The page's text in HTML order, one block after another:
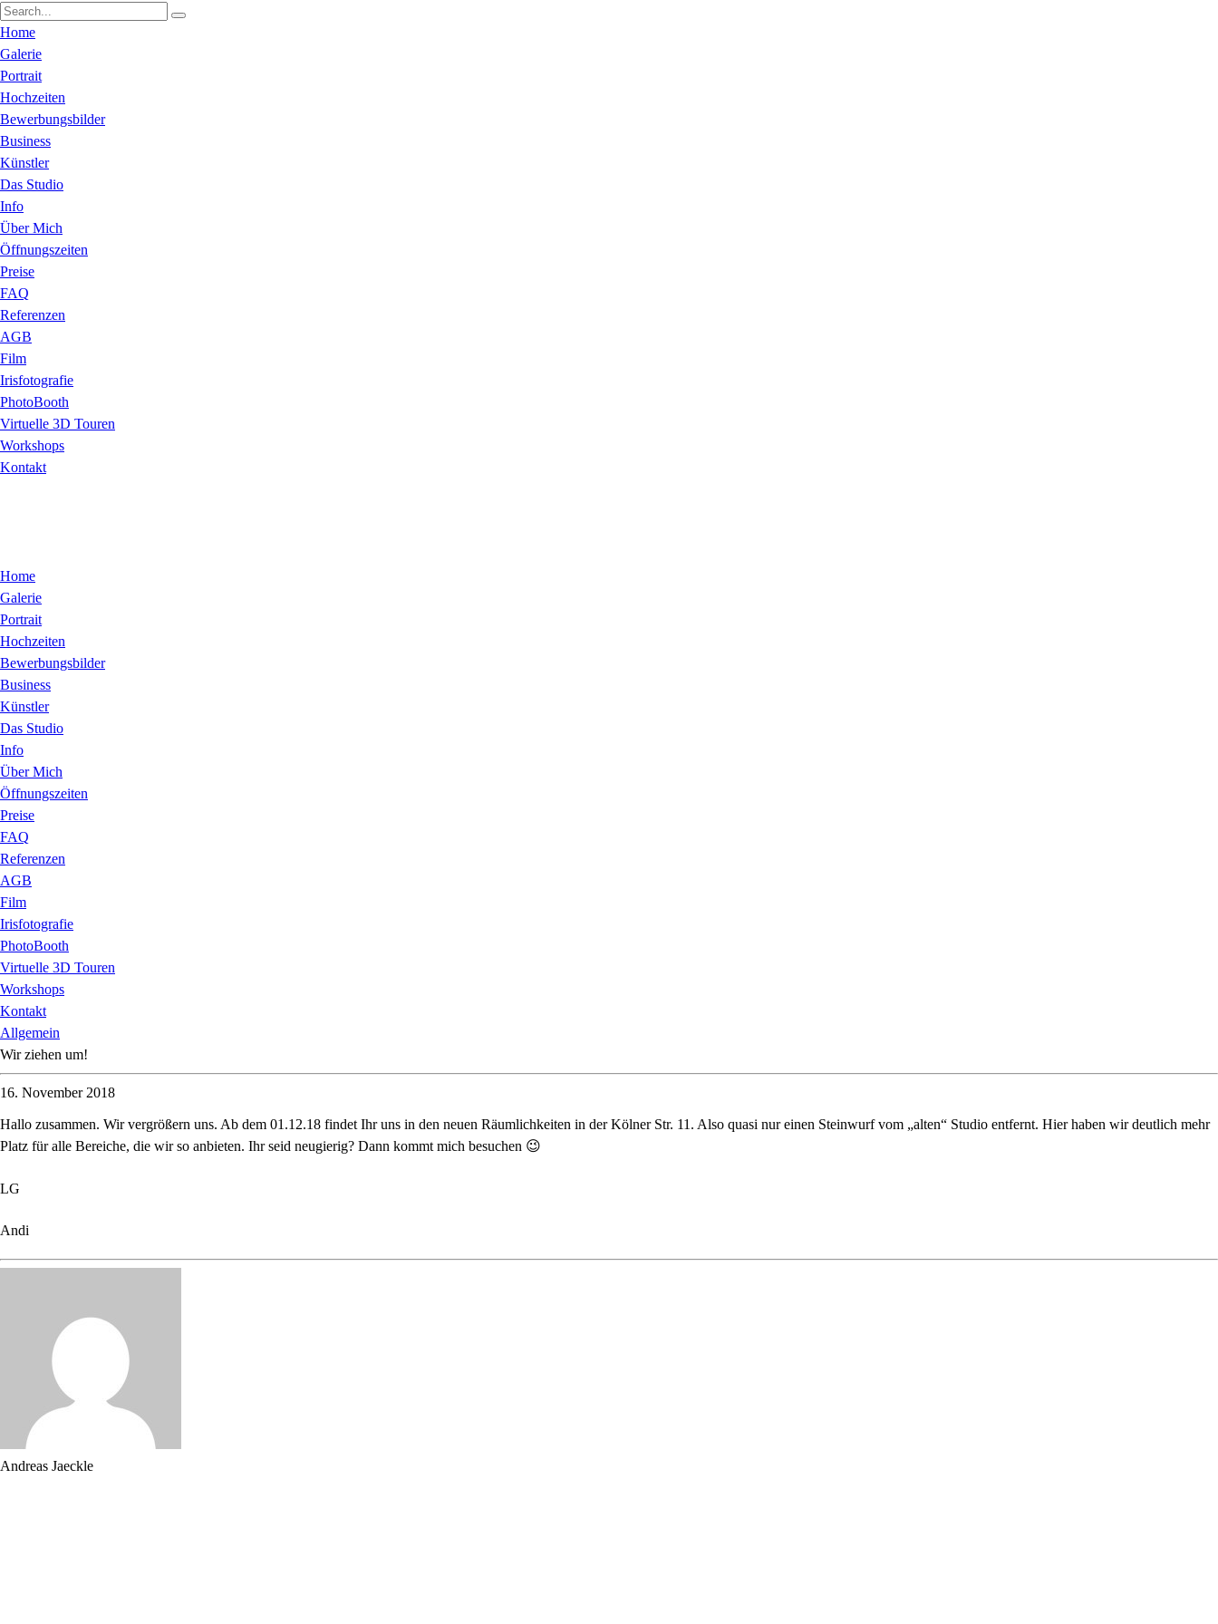
Home
Galerie
Portrait
Hochzeiten
Bewerbungsbilder
Business
Künstler
Das Studio
Info
Über Mich
Öffnungszeiten
Preise
FAQ
Referenzen
AGB
Film
Irisfotografie
PhotoBooth
Virtuelle 3D Touren
Workshops
Kontakt
Home
Galerie
Portrait
Hochzeiten
Bewerbungsbilder
Business
Künstler
Das Studio
Info
Über Mich
Öffnungszeiten
Preise
FAQ
Referenzen
AGB
Film
Irisfotografie
PhotoBooth
Virtuelle 3D Touren
Workshops
Kontakt
Allgemein
Wir ziehen um!
16. November 2018
Hallo zusammen. Wir vergrößern uns. Ab dem 01.12.18 findet Ihr uns in den neuen Räumlichkeiten in der Kölner Str. 11. Also quasi nur einen Steinwurf vom „alten“ Studio entfernt. Hier haben wir deutlich mehr
Platz für alle Bereiche, die wir so anbieten. Ihr seid neugierig? Dann kommt mich besuchen 😉
LG
Andi
Andreas Jaeckle